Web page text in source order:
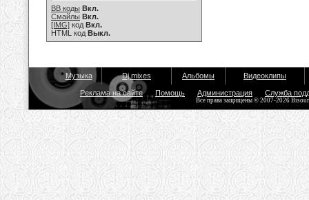
BB коды Вкл.
Смайлы Вкл.
[IMG] код Вкл.
HTML код Выкл.
Музыка Dj mixes Альбомы Видеоклипы
Реклама на сайте Помощь Администрация Служба
Все права защищены © 2007-2026